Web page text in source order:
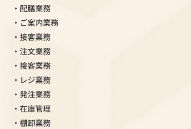
・配膳業務
・ご案内業務
・接客業務
・注文業務
・接客業務
・レジ業務
・発注業務
・在庫管理
・棚卸業務